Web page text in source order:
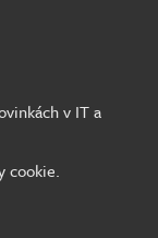
v IT a
cookie.